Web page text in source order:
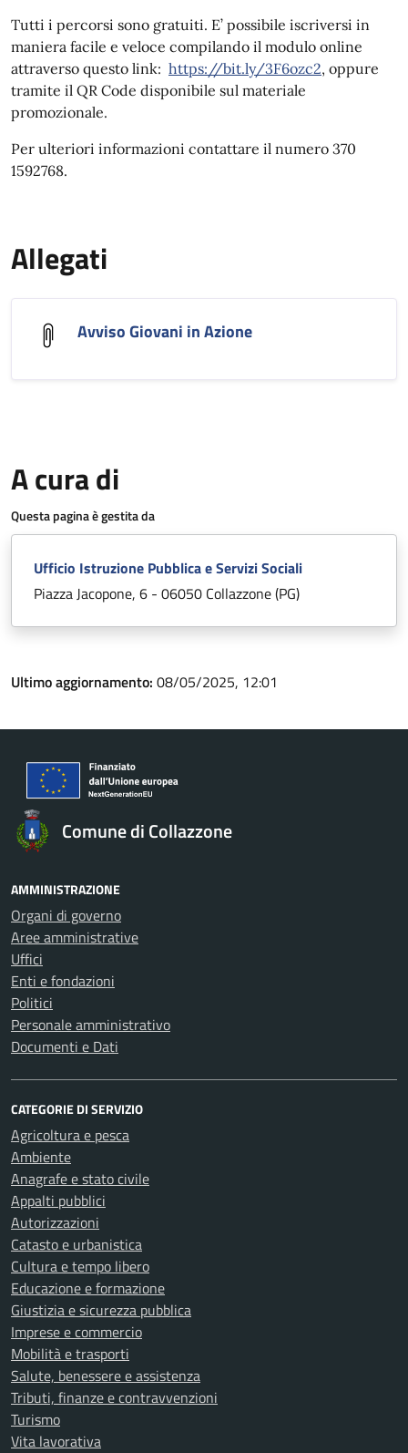
Tutti i percorsi sono gratuiti. E’ possibile iscriversi in
maniera facile e veloce compilando il modulo online
attraverso questo link: https://bit.ly/3F6ozc2, oppure
tramite il QR Code disponibile sul materiale
promozionale.
Per ulteriori informazioni contattare il numero 370
1592768.
Allegati
Avviso Giovani in Azione
A cura di
Questa pagina è gestita da
Ufficio Istruzione Pubblica e Servizi Sociali
Piazza Jacopone, 6 - 06050 Collazzone (PG)
Ultimo aggiornamento: 08/05/2025, 12:01
Comune di Collazzone
AMMINISTRAZIONE
Organi di governo
Aree amministrative
Uffici
Enti e fondazioni
Politici
Personale amministrativo
Documenti e Dati
CATEGORIE DI SERVIZIO
Agricoltura e pesca
Ambiente
Anagrafe e stato civile
Appalti pubblici
Autorizzazioni
Catasto e urbanistica
Cultura e tempo libero
Educazione e formazione
Giustizia e sicurezza pubblica
Imprese e commercio
Mobilità e trasporti
Salute, benessere e assistenza
Tributi, finanze e contravvenzioni
Turismo
Vita lavorativa